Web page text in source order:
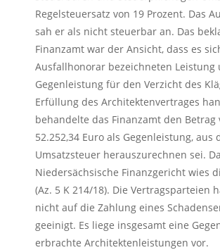
Regelsteuersatz von 19 Prozent. Das
sah er als nicht steuerbar an. Das
Finanzamt war der Ansicht, dass es
Ausfallhonorar bezeichneten Leistung
Gegenleistung für den Verzicht des
Erfüllung des Architektenvertrages
behandelte das Finanzamt den Betrag
52.252,34 Euro als Gegenleistung, aus
Umsatzsteuer herauszurechnen sei.
Niedersächsische Finanzgericht wies
(Az. 5 K 214/18). Die Vertragsparteien
nicht auf die Zahlung eines
geeinigt. Es liege insgesamt eine
erbrachte Architektenleistungen vor.